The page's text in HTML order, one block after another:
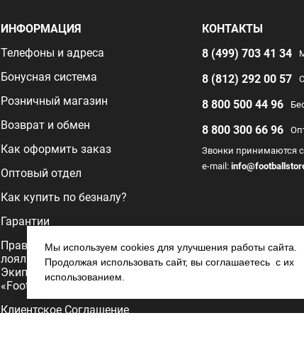
ИНФОРМАЦИЯ
Телефоны и адреса
Бонусная система
Розничный магазин
Возврат и обмен
Как оформить заказ
Оптовый отдел
Как купить по безналу?
Гарантии
Правила программы
лояльности
Экипировочного центра
«FootballStore»
Клиентское Соглашение
КОНТАКТЫ
8 (499) 703 41 34
8 (812) 292 00 57
8 800 500 44 96
8 800 300 66 96
Звонки принимаются
e-mail:
Мы используем cookies для улучшения работы сайта.
Продолжая использовать сайт, вы соглашаетесь с их
использованием.